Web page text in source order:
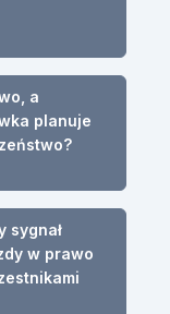
a
planuje
sygnał
w prawo